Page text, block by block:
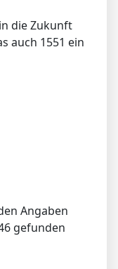
die Zukunft
auch 1551 ein
Angaben
gefunden